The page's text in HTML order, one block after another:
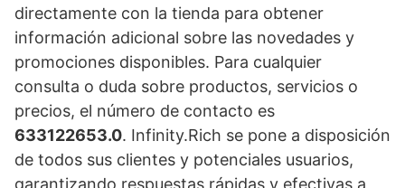
directamente con la tienda para obtener
información adicional sobre las novedades y
promociones disponibles. Para cualquier
consulta o duda sobre productos, servicios o
precios, el número de contacto es
633122653.0. Infinity.Rich se pone a disposición
de todos sus clientes y potenciales usuarios,